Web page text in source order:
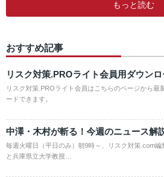
もっと読む
おすすめ記事
リスク対策.PROライト会員用ダウン
リスク対策.PROライト会員はこちらのページから最
ードできます。
中澤・木村が斬る！今週のニュース解
毎週火曜日（平日のみ）朝9時～、リスク対策.com
と兵庫県立大学教授…